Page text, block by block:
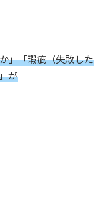
」「瑕疵（失敗した
が